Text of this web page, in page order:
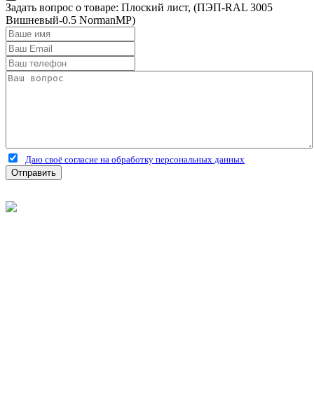
Задать вопрос о товаре: Плоский лист, (ПЭП-RAL 3005
Вишневый-0.5 NormanMP)
Даю своё согласие на обработку персональных данных
Отправить